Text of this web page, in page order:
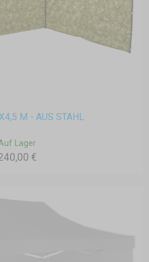
M - AUS STAHL
Lager
€